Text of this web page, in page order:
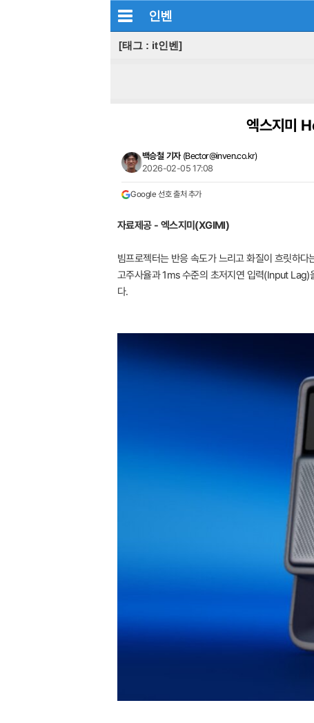
인벤
[태그 : it인벤]
엑스지미
백승철 기자 (Bector@inven.co.kr)
2026-02-05 17:08
Google 선호 출처 추가
자료제공 - 엑스지미(XGIMI)
빔프로젝터는 반응 속도가 느리고 화질이 흐릿하
고주사율과 1ms 수준의 초저지연 입력(Input
다.